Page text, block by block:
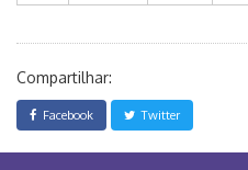
Compartilhar:
Facebook Twitter